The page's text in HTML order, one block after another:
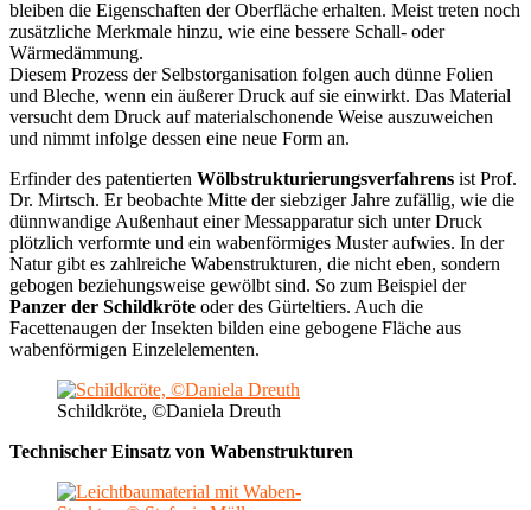
bleiben die Eigenschaften der Oberfläche erhalten. Meist treten noch
zusätzliche Merkmale hinzu, wie eine bessere Schall- oder
Wärmedämmung.
Diesem Prozess der Selbstorganisation folgen auch dünne Folien
und Bleche, wenn ein äußerer Druck auf sie einwirkt. Das Material
versucht dem Druck auf materialschonende Weise auszuweichen
und nimmt infolge dessen eine neue Form an.
Erfinder des patentierten Wölbstrukturierungsverfahrens ist Prof.
Dr. Mirtsch. Er beobachte Mitte der siebziger Jahre zufällig, wie die
dünnwandige Außenhaut einer Messapparatur sich unter Druck
plötzlich verformte und ein wabenförmiges Muster aufwies. In der
Natur gibt es zahlreiche Wabenstrukturen, die nicht eben, sondern
gebogen beziehungsweise gewölbt sind. So zum Beispiel der
Panzer der Schildkröte oder des Gürteltiers. Auch die
Facettenaugen der Insekten bilden eine gebogene Fläche aus
wabenförmigen Einzelelementen.
Schildkröte, ©Daniela Dreuth
Technischer Einsatz von Wabenstrukturen